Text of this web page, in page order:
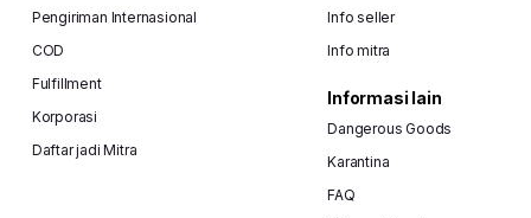
Pengiriman Internasional
COD
Fulfillment
Korporasi
Daftar jadi Mitra
Info seller
Info mitra
Informasi lain
Dangerous Goods
Karantina
FAQ